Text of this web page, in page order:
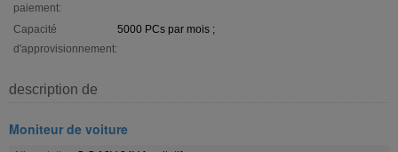
paiement:
Capacité
d'approvisionnement:
5000 PCs par mois ;
description de
Moniteur de voiture